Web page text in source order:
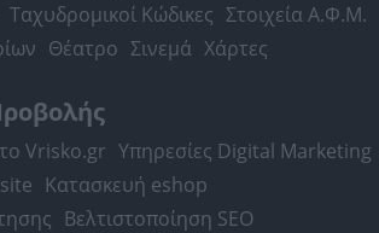
Ταχυδρομικοί Κώδικες Στοιχεία Α.Φ.Μ.
Θέατρο Σινεμά Χάρτες
Vrisko.gr Υπηρεσίες Digital Marketing
Κατασκευή eshop
Βελτιστοποίηση SEO